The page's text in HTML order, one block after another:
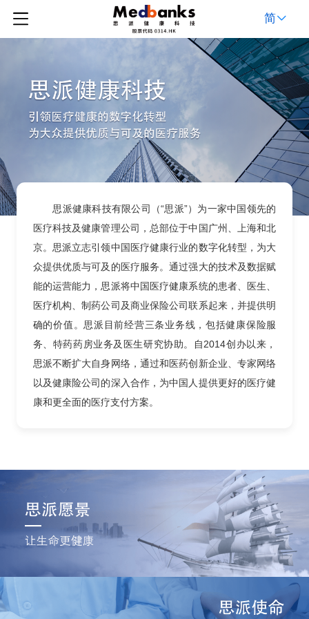
简
思派健康科技有限公司（“思派”）为一家中国领先的
医疗科技及健康管理公司，总部位于中国广州、上海和北
京。思派立志引领中国医疗健康行业的数字化转型，为大
众提供优质与可及的医疗服务。通过强大的技术及数据赋
能的运营能力，思派将中国医疗健康系统的患者、医生、
医疗机构、制药公司及商业保险公司联系起来，并提供明
确的价值。思派目前经营三条业务线，包括健康保险服
务、特药药房业务及医生研究协助。自2014创办以来，
思派不断扩大自身网络，通过和医药创新企业、专家网络
以及健康险公司的深入合作，为中国人提供更好的医疗健
康和更全面的医疗支付方案。